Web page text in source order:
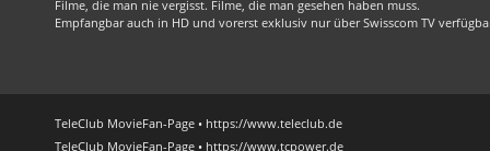
Filme, die man nie vergisst. Filme, die man gesehen haben muss.
Empfangbar auch in HD und vorerst exklusiv nur über Swisscom TV
TeleClub MovieFan-Page • https://www.teleclub.de
TeleClub MovieFan-Page • https://www.tcpower.de